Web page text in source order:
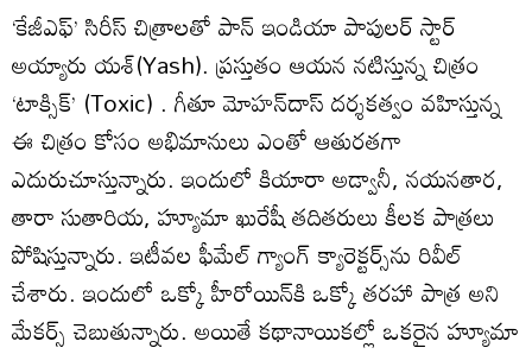
‘కేజీఎఫ్‌’ సిరీస్‌ చిత్రాలతో పాన్‌ ఇండియా పాపులర్‌ స్టార్‌
అయ్యారు యశ్‌(Yash). ప్రస్తుతం ఆయన నటిస్తున్న చిత్రం
‘టాక్సిక్‌’ (Toxic) . గీతూ మోహన్‌దాస్‌ దర్శకత్వం వహిస్తున్న
ఈ చిత్రం కోసం అభిమానులు ఎంతో ఆతురతగా
ఎదురుచూస్తున్నారు. ఇందులో కియారా అడ్వానీ, నయనతార,
తారా సుతారియ, హ్యూమా ఖురేషీ తదితరులు కీలక పాత్రలు
పోషిస్తున్నారు. ఇటీవల ఫీమేల్‌ గ్యాంగ్‌ క్యారెక్టర్స్‌ను రివీల్‌
చేశారు. ఇందులో ఒక్కో హీరోయిన్‌కి ఒక్కో తరహా పాత్ర అని
మేకర్స్‌ చెబుతున్నారు. అయితే కథానాయికల్లో ఒకరైన హ్యూమా